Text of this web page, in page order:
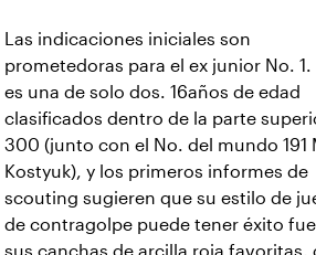
Las indicaciones iniciales son
prometedoras para el ex junior No. 1.
es una de solo dos. 16años de edad
clasificados dentro de la parte
300 (junto con el No. del mundo 191
Kostyuk), y los primeros informes de
scouting sugieren que su estilo de
de contragolpe puede tener éxito
sus canchas de arcilla roja favoritas,